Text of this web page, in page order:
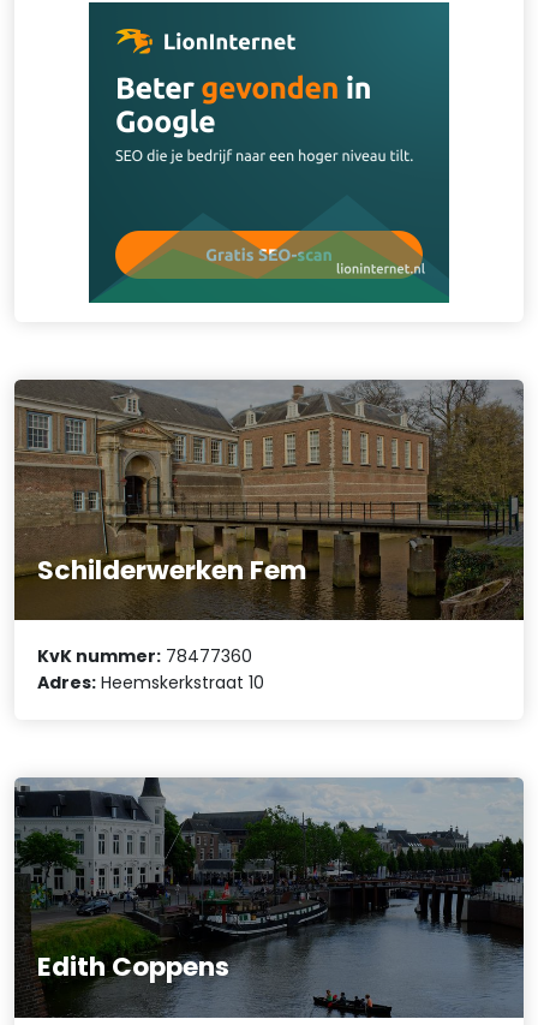
Schilderwerken Fem
KvK nummer: 78477360
Adres: Heemskerkstraat 10
Edith Coppens